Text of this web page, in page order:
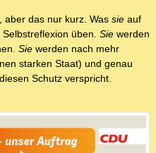
aber das nur kurz. Was sie auf
üben. Sie werden
Sie werden nach mehr
starken Staat) und genau
Schutz verspricht.